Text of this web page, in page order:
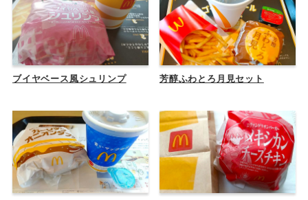
ブイヤベース風シュリンプ 芳醇ふわとろ月見セット